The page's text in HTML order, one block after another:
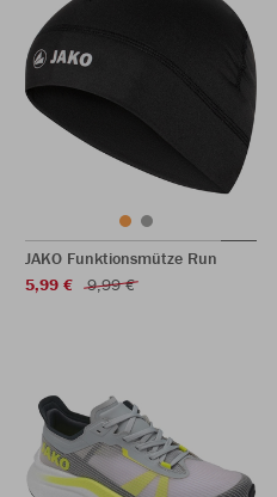
JAKO Funktionsmütze Run
5,99 €
9,99 €